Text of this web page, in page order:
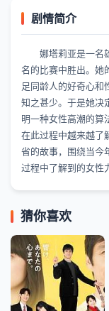
剧情简介
娜塔莉亚是一名
名的比赛中胜出。她
足同龄人的好奇心和
知之甚少。于是她决
明一种女性高潮的算
在此过程中越来越了
省的故事，围绕当今
过程中了解到的女性
猜你喜欢